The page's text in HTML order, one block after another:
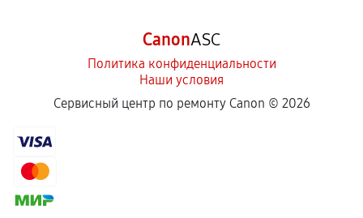
CanonASC
Политика конфиденциальности
Наши условия
Сервисный центр по ремонту Canon © 2026